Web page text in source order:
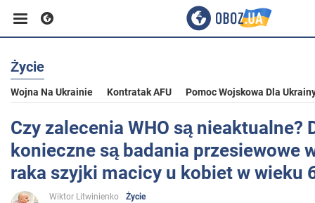
Biznes
Sport
Rozrywka
Życie
Wojna Na Ukrainie Kontratak AFU Pomoc Wojskowa Dla
Czy zalecenia WHO są nieaktualne?
konieczne są badania przesiewowe
raka szyjki macicy u kobiet w wieku
Wiktor Litwinienko
Życie